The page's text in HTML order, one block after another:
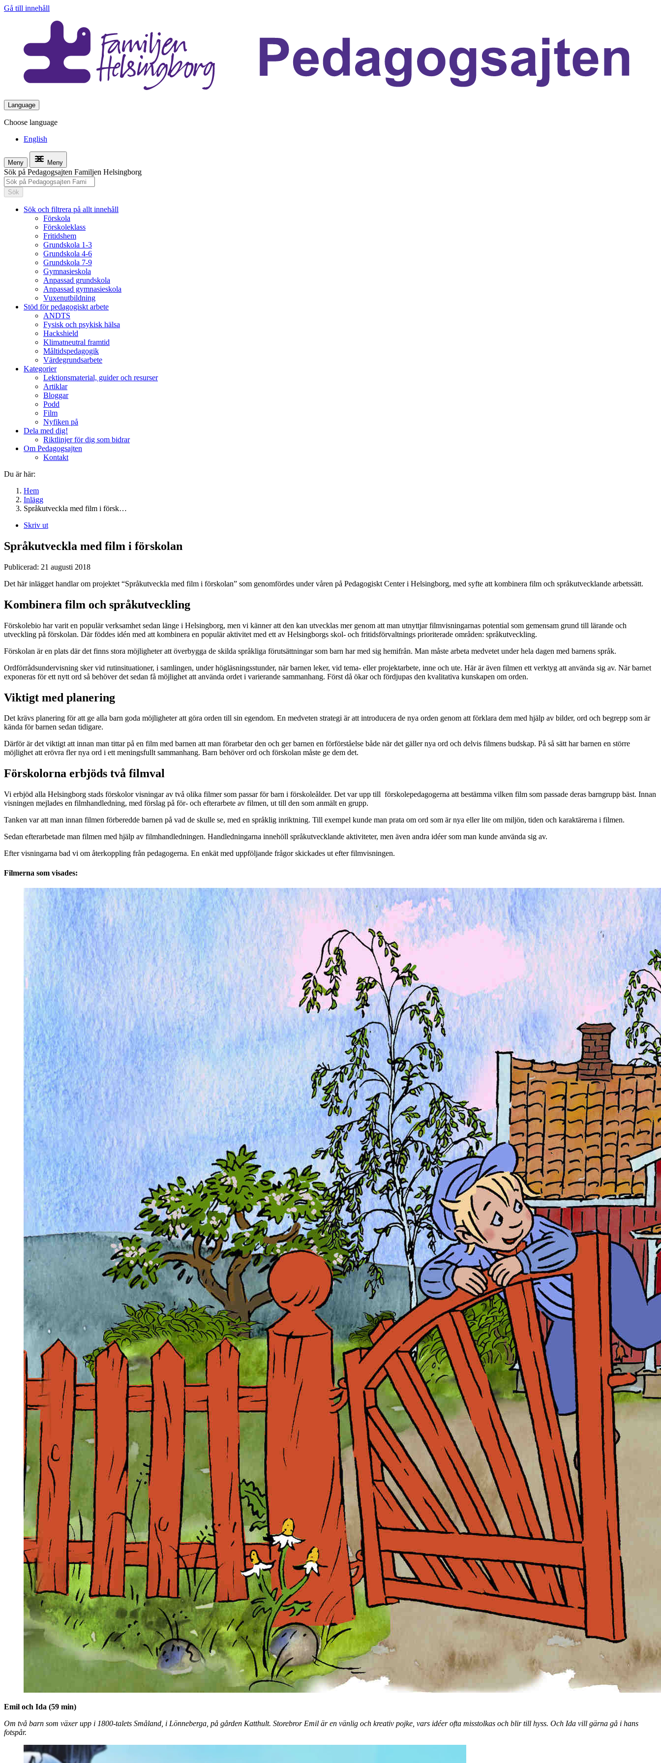
Gå till innehåll
Language
Choose language
English
Meny Meny
Sök på Pedagogsajten Familjen Helsingborg
Sök
Sök och filtrera på allt innehåll
Förskola
Förskoleklass
Fritidshem
Grundskola 1-3
Grundskola 4-6
Grundskola 7-9
Gymnasieskola
Anpassad grundskola
Anpassad gymnasieskola
Vuxenutbildning
Stöd för pedagogiskt arbete
ANDTS
Fysisk och psykisk hälsa
Hackshield
Klimatneutral framtid
Måltidspedagogik
Värdegrundsarbete
Kategorier
Lektionsmaterial, guider och resurser
Artiklar
Bloggar
Podd
Film
Nyfiken på
Dela med dig!
Riktlinjer för dig som bidrar
Om Pedagogsajten
Kontakt
Du är här:
Hem
Inlägg
Språkutveckla med film i försk…
Skriv ut
Språkutveckla med film i förskolan
Publicerad: 21 augusti 2018
Det här inlägget handlar om projektet “Språkutveckla med film i förskolan” som genomfördes under våren på Pedagogiskt Center i Helsingborg, med syfte att kombinera film och språkutvecklande arbetssätt.
Kombinera film och språkutveckling
Förskolebio har varit en populär verksamhet sedan länge i Helsingborg, men vi känner att den kan utvecklas mer genom att man utnyttjar filmvisningarnas potential som gemensam grund till lärande och
utveckling på förskolan. Där föddes idén med att kombinera en populär aktivitet med ett av Helsingborgs skol- och fritidsförvaltnings prioriterade områden: språkutveckling.
Förskolan är en plats där det finns stora möjligheter att överbygga de skilda språkliga förutsättningar som barn har med sig hemifrån. Man måste arbeta medvetet under hela dagen med barnens språk.
Ordförrådsundervisning sker vid rutinsituationer, i samlingen, under högläsningsstunder, när barnen leker, vid tema- eller projektarbete, inne och ute. Här är även filmen ett verktyg att använda sig av. När barnet
exponeras för ett nytt ord så behöver det sedan få möjlighet att använda ordet i varierande sammanhang. Först då ökar och fördjupas den kvalitativa kunskapen om orden.
Viktigt med planering
Det krävs planering för att ge alla barn goda möjligheter att göra orden till sin egendom. En medveten strategi är att introducera de nya orden genom att förklara dem med hjälp av bilder, ord och begrepp som är
kända för barnen sedan tidigare.
Därför är det viktigt att innan man tittar på en film med barnen att man förarbetar den och ger barnen en förförståelse både när det gäller nya ord och delvis filmens budskap. På så sätt har barnen en större
möjlighet att erövra fler nya ord i ett meningsfullt sammanhang. Barn behöver ord och förskolan måste ge dem det.
Förskolorna erbjöds två filmval
Vi erbjöd alla Helsingborg stads förskolor visningar av två olika filmer som passar för barn i förskoleålder. Det var upp till förskolepedagogerna att bestämma vilken film som passade deras barngrupp bäst. Innan
visningen mejlades en filmhandledning, med förslag på för- och efterarbete av filmen, ut till den som anmält en grupp.
Tanken var att man innan filmen förberedde barnen på vad de skulle se, med en språklig inriktning. Till exempel kunde man prata om ord som är nya eller lite om miljön, tiden och karaktärerna i filmen.
Sedan efterarbetade man filmen med hjälp av filmhandledningen. Handledningarna innehöll språkutvecklande aktiviteter, men även andra idéer som man kunde använda sig av.
Efter visningarna bad vi om återkoppling från pedagogerna. En enkät med uppföljande frågor skickades ut efter filmvisningen.
Filmerna som visades:
Emil och Ida (59 min)
Om två barn som växer upp i 1800-talets Småland, i Lönneberga, på gården Katthult. Storebror Emil är en vänlig och kreativ pojke, vars idéer ofta misstolkas och blir till hyss. Och Ida vill gärna gå i hans
fotspår.